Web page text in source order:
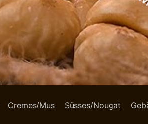
Cremes/Mus Süsses/Nougat